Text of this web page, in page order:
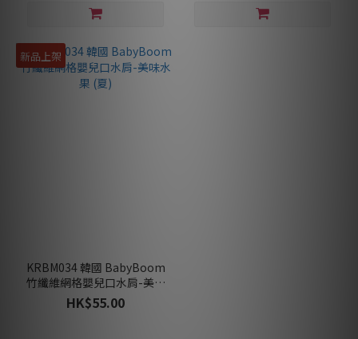
新品上架
KRBM034 韓國 BabyBoom
竹纖維網格嬰兒口水肩-美味
水果 (夏)
HK$55.00